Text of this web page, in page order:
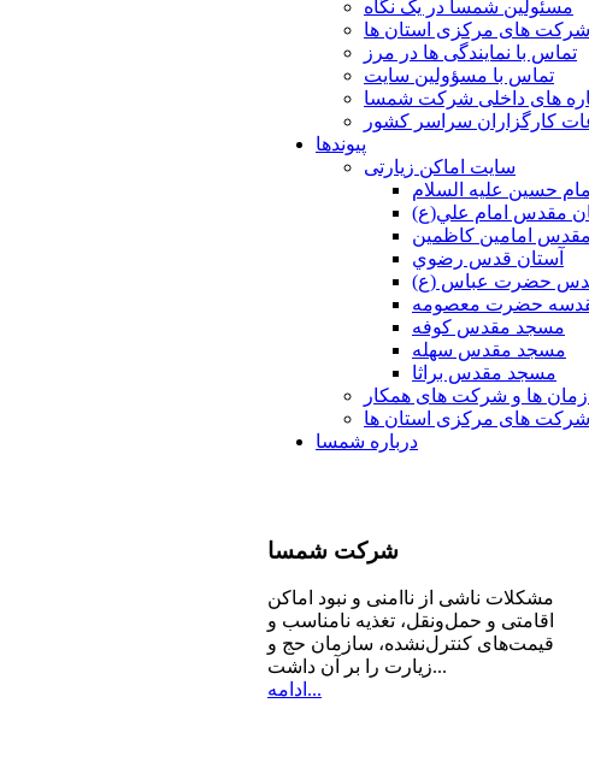
مسئولین شمسا در یک نگاه
شرکت های مرکزی استان ها
تماس با نمایندگی ها در مرز
تماس با مسؤولین سایت
های داخلی شرکت شمسا
کارگزاران سراسر کشور
پیوندها
سایت اماکن زیارتی
حسين عليه السلام
مقدس امام علي(ع)
مقدس امامين كاظمين
آستان قدس رضوي
حضرت عباس (ع)
مقدسه حضرت معصومه
مسجد مقدس كوفه
مسجد مقدس سهله
مسجد مقدس براثا
ها و شرکت های همکار
شرکت های مرکزی استان ها
درباره شمسا
شرکت شمسا
مشكلات ناشی از ناامنی و نبود اماكن
اقامتی و حمل‌ونقل، تغذیه‌ نامناسب و
قیمت‌های كنترل‌نشده، سازمان حج و
زیارت را بر آن داشت...
ادامه...